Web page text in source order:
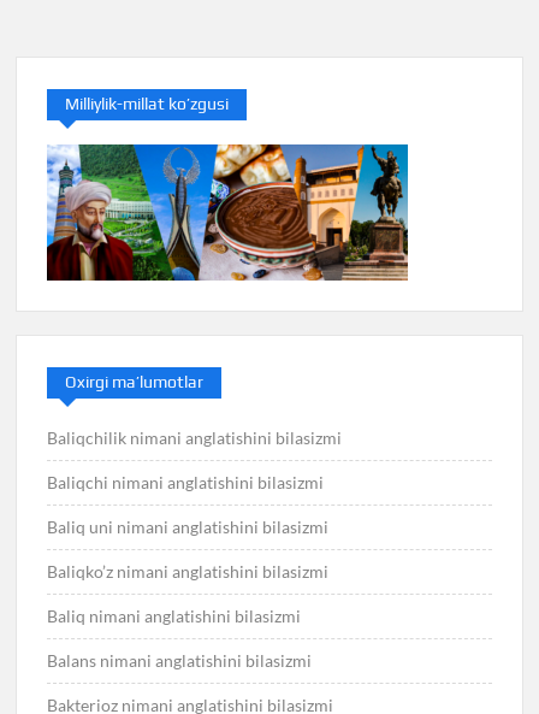
Milliylik-millat ko’zgusi
Oxirgi ma’lumotlar
Baliqchilik nimani anglatishini bilasizmi
Baliqchi nimani anglatishini bilasizmi
Baliq uni nimani anglatishini bilasizmi
Baliqko’z nimani anglatishini bilasizmi
Baliq nimani anglatishini bilasizmi
Balans nimani anglatishini bilasizmi
Bakterioz nimani anglatishini bilasizmi